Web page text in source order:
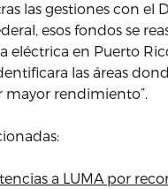
las gestiones con el
esos fondos se
eléctrica en Puerto
las áreas
rendimiento”.
a LUMA por